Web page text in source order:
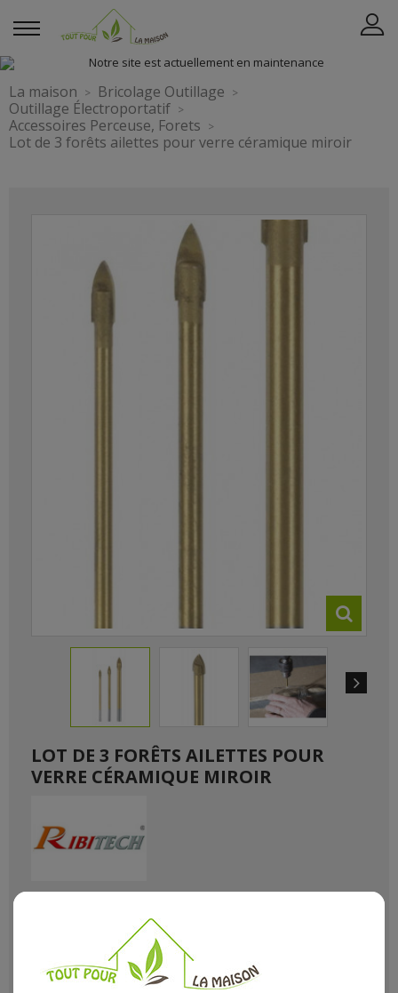
La maison
Bricolage Outillage
Outillage Électroportatif
Accessoires Perceuse, Forets
Lot de 3 forêts ailettes pour verre céramique miroir
LOT DE 3 FORÊTS AILETTES POUR
VERRE CÉRAMIQUE MIROIR